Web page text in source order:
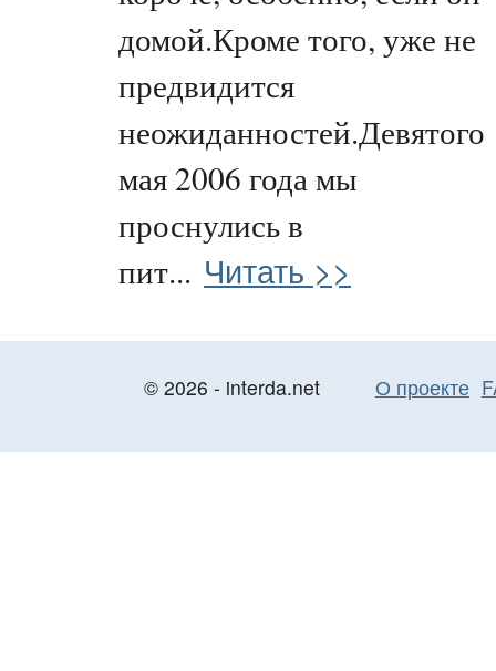
домой.Кроме того, уже не
предвидится
неожиданностей.Девятого
мая 2006 года мы
проснулись в
пит... Читать >>
© 2026 - interda.net О проекте